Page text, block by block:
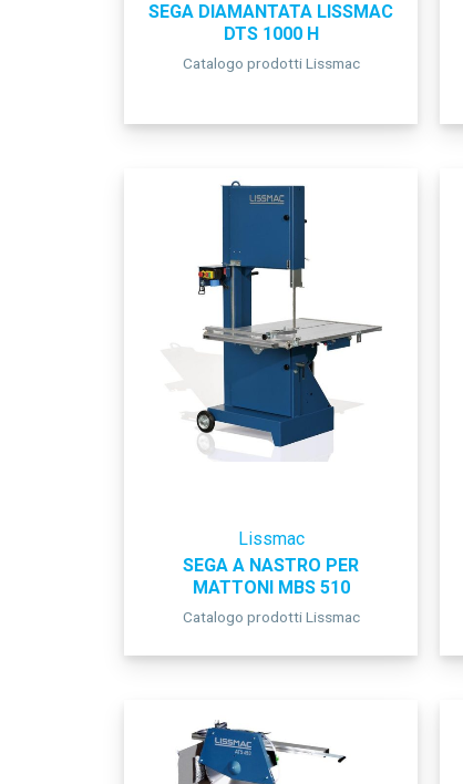
SEGA DIAMANTATA LISSMAC
DTS 1000 H
Catalogo prodotti Lissmac
Lissmac
SEGA A NASTRO PER
MATTONI MBS 510
Catalogo prodotti Lissmac